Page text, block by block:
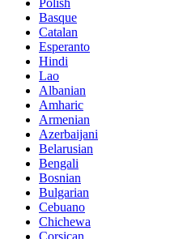
Basque
Catalan
Esperanto
Hindi
Lao
Albanian
Amharic
Armenian
Azerbaijani
Belarusian
Bengali
Bosnian
Bulgarian
Cebuano
Chichewa
Corsican